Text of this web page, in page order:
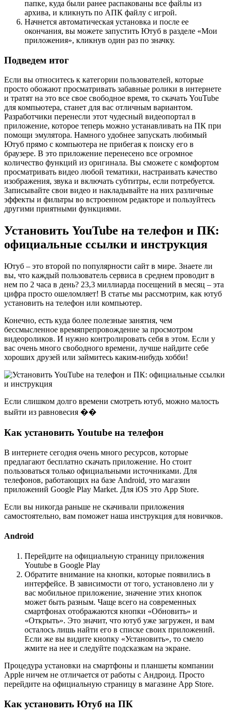
папке, куда были ранее распакованы все файлы из
архива, и кликнуть по АПК файлу с игрой.
Начнется автоматическая установка и после ее
окончания, вы можете запустить Ютуб в разделе «Мои
приложения», кликнув один раз по значку.
Подведем итог
Если вы относитесь к категории пользователей, которые
просто обожают просматривать забавные ролики в интернете
и тратят на это все свое свободное время, то скачать YouTube
для компьютера, станет для вас отличным вариантом.
Разработчики перенесли этот чудесный видеопортал в
приложение, которое теперь можно устанавливать на ПК при
помощи эмулятора. Намного удобнее запускать любимый
Ютуб прямо с компьютера не прибегая к поиску его в
браузере. В это приложение перенесено все огромное
количество функций из оригинала. Вы сможете с комфортом
просматривать видео любой тематики, настраивать качество
изображения, звука и включать субтитры, если потребуется.
Записывайте свои видео и накладывайте на них различные
эффекты и фильтры во встроенном редакторе и пользуйтесь
другими приятными функциями.
Установить YouTube на телефон и ПК:
официальные ссылки и инструкция
Ютуб – это второй по популярности сайт в мире. Знаете ли
вы, что каждый пользователь сервиса в среднем проводит в
нем по 2 часа в день? 23,3 миллиарда посещений в месяц – эта
цифра просто ошеломляет! В статье мы рассмотрим, как ютуб
установить на телефон или компьютер.
Конечно, есть куда более полезные занятия, чем
бессмысленное времяпрепровождение за просмотром
видеороликов. И нужно контролировать себя в этом. Если у
вас очень много свободного времени, лучше найдите себе
хороших друзей или займитесь каким-нибудь хобби!
Если слишком долго времени смотреть ютуб, можно малость
выйти из равновесия ��
Как установить Youtube на телефон
В интернете сегодня очень много ресурсов, которые
предлагают бесплатно скачать приложение. Но стоит
пользоваться только официальными источниками. Для
телефонов, работающих на базе Android, это магазин
приложений Google Play Market. Для iOS это App Store.
Если вы никогда раньше не скачивали приложения
самостоятельно, вам поможет наша инструкция для новичков.
Android
Перейдите на официальную страницу приложения
Youtube в Google Play
Обратите внимание на кнопки, которые появились в
интерфейсе. В зависимости от того, установлено ли у
вас мобильное приложение, значение этих кнопок
может быть разным. Чаще всего на современных
смартфонах отображаются кнопки «Обновить» и
«Открыть». Это значит, что ютуб уже загружен, и вам
осталось лишь найти его в списке своих приложений.
Если же вы видите кнопку «Установить», то смело
жмите на нее и следуйте подсказкам на экране.
Процедура установки на смартфоны и планшеты компании
Apple ничем не отличается от работы с Андроид. Просто
перейдите на официальную страницу в магазине App Store.
Как установить Ютуб на ПК